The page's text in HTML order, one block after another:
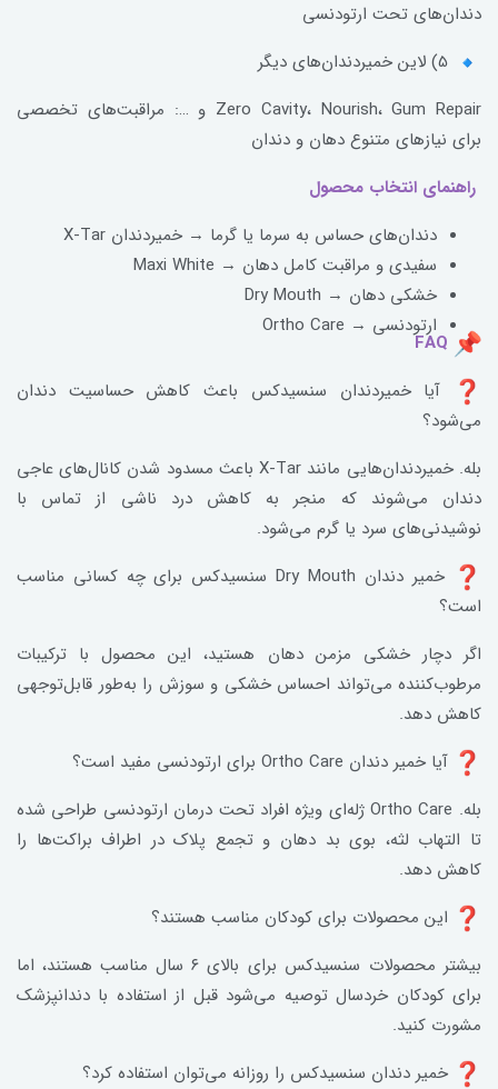
دندان‌های تحت ارتودنسی
Zero Cavity، Nourish، Gum Repair و …: مراقبت‌‌های تخصصی
برای نیازهای متنوع دهان و دندان
راهنمای انتخاب محصول
دندان‌های حساس به سرما یا گرما → خمیردندان X-Tar
سفیدی و مراقبت کامل دهان → Maxi White
خشکی دهان → Dry Mouth
ارتودنسی → Ortho Care
FAQ
آیا خمیردندان سنسیدکس باعث کاهش حساسیت دندان
می‌شود؟
بله. خمیردندان‌هایی مانند X-Tar باعث مسدود شدن کانال‌های عاجی
دندان می‌شوند که منجر به کاهش درد ناشی از تماس با
نوشیدنی‌های سرد یا گرم می‌شود.
خمیر دندان Dry Mouth سنسیدکس برای چه کسانی مناسب
است؟
اگر دچار خشکی مزمن دهان هستید، این محصول با ترکیبات
مرطوب‌کننده می‌تواند احساس خشکی و سوزش را به‌طور قابل‌توجهی
کاهش دهد.
آیا خمیر دندان Ortho Care برای ارتودنسی مفید است؟
بله. Ortho Care ژله‌ای ویژه افراد تحت درمان ارتودنسی طراحی شده
تا التهاب لثه، بوی بد دهان و تجمع پلاک در اطراف براکت‌ها را
کاهش دهد.
این محصولات برای کودکان مناسب هستند؟
بیشتر محصولات سنسیدکس برای بالای ۶ سال مناسب هستند، اما
برای کودکان خردسال توصیه می‌شود قبل از استفاده با دندانپزشک
مشورت کنید.
خمیر دندان سنسیدکس را روزانه می‌توان استفاده کرد؟